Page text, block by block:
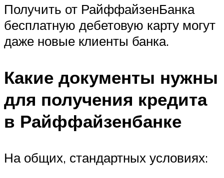
Получить от РайффайзенБанка
бесплатную дебетовую карту могут
даже новые клиенты банка.
Какие документы нужны
для получения кредита
в Райффайзенбанке
На общих, стандартных условиях: